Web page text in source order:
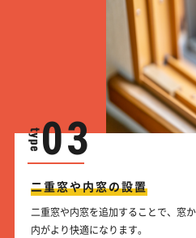
03
二重窓や内窓の設置
二重窓や内窓を追加することで、窓
内がより快適になります。